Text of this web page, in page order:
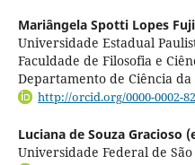
Mariângela Spotti Lopes
Universidade Estadual
Faculdade de Filosofia e
Departamento de Ciência
http://orcid.org/0000-0002-
Luciana de Souza Gracioso
Universidade Federal de São